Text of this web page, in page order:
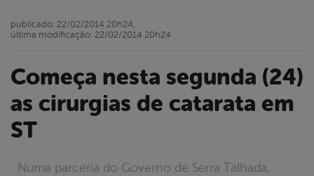
Começa nesta segunda (24)
as cirurgias de catarata em
ST
Numa parceria do Governo de Serra Talhada,
publicado: 22/02/2014 20h24,
última modificação: 22/02/2014 20h24